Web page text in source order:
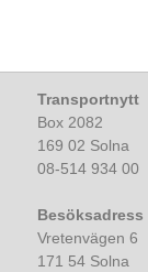
Transportnytt
Box 2082
169 02 Solna
08-514 934 00
Besöksadress
Vretenvägen 6
171 54 Solna